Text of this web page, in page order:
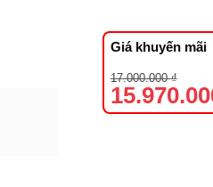
Giá khuyến mãi
17.000.000₫
Giá
gốc
là:
17.000.000 ₫.
Giá
hiện
tại
là: